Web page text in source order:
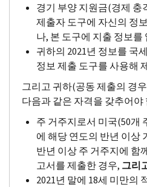
경기 부양 지원금(경제 충
제출자 도구에 자신의 정
나, 본 도구에 지출 정보를
귀하의 2021년 정보를 국
정보 제출 도구를 사용해
그리고 귀하(공동 제출의 경
다음과 같은 자격을 갖추어야
주 거주지로서 미국(50개
에 해당 연도의 반년 이상
반년 이상 주 거주지에 함
고서를 제출한 경우, 그리
2021년 말에 18세 미만의